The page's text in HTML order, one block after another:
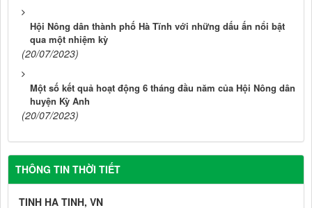
Hội Nông dân thành phố Hà Tĩnh với những dấu ấn nổi bật
qua một nhiệm kỳ
(20/07/2023)
Một số kết quả hoạt động 6 tháng đầu năm của Hội Nông dân
huyện Kỳ Anh
(20/07/2023)
THÔNG TIN THỜI TIẾT
TINH HA TINH, VN